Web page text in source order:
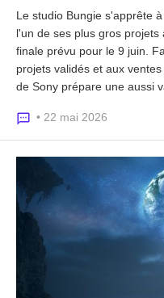
Le studio Bungie s'apprête
l'un de ses plus gros
finale prévu pour le 9 juin.
projets validés et aux
de Sony prépare une aussi
• 22 mai 2026